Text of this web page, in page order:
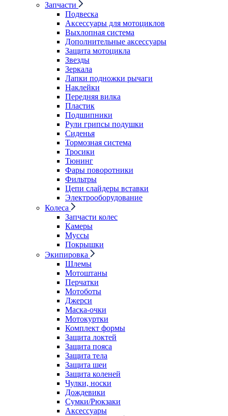
Запчасти
Подвеска
Аксессуары для мотоциклов
Выхлопная система
Дополнительные аксессуары
Защита мотоцикла
Звезды
Зеркала
Лапки подножки рычаги
Наклейки
Передняя вилка
Пластик
Подшипники
Рули грипсы подушки
Сиденья
Тормозная система
Тросики
Тюнинг
Фары поворотники
Фильтры
Цепи слайдеры вставки
Электрооборудование
Колеса
Запчасти колес
Камеры
Муссы
Покрышки
Экипировка
Шлемы
Мотоштаны
Перчатки
Мотоботы
Джерси
Маска-очки
Мотокуртки
Комплект формы
Защита локтей
Защита пояса
Защита тела
Защита шеи
Защита коленей
Чулки, носки
Дождевики
Сумки/Рюкзаки
Аксессуары